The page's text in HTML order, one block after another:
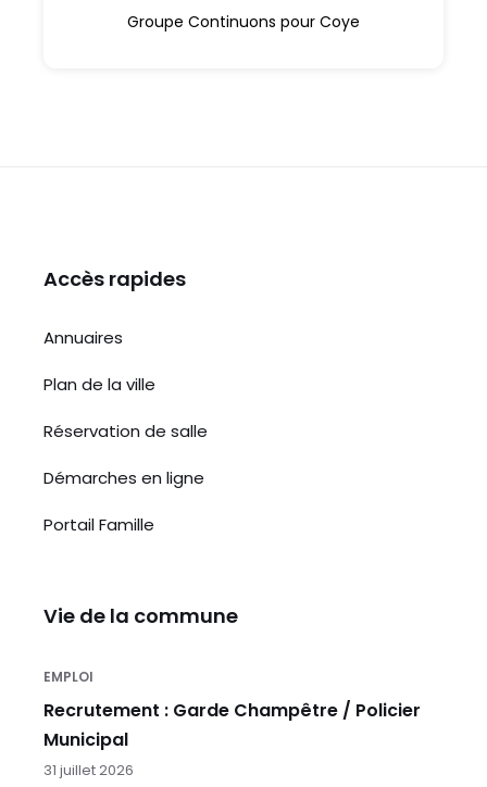
Groupe Continuons pour Coye
Accès rapides
Annuaires
Plan de la ville
Réservation de salle
Démarches en ligne
Portail Famille
Vie de la commune
EMPLOI
Recrutement : Garde Champêtre / Policier
Municipal
31 juillet 2026